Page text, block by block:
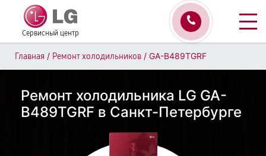
Сервисный центр
Главная / Ремонт холодильников / GA-B489TGRF
Ремонт холодильника LG GA-
B489TGRF в Санкт-Петербурге